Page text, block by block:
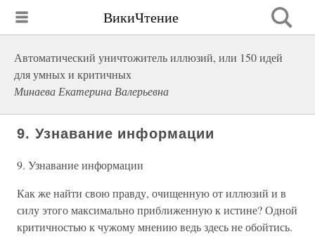
ВикиЧтение
Автоматический уничтожитель иллюзий, или 150 идей
для умных и критичных
Минаева Екатерина Валерьевна
9. Узнавание информации
9. Узнавание информации
Как же найти свою правду, очищенную от иллюзий и в
силу этого максимально приближенную к истине? Одной
критичностью к чужому мнению ведь здесь не обойтись.